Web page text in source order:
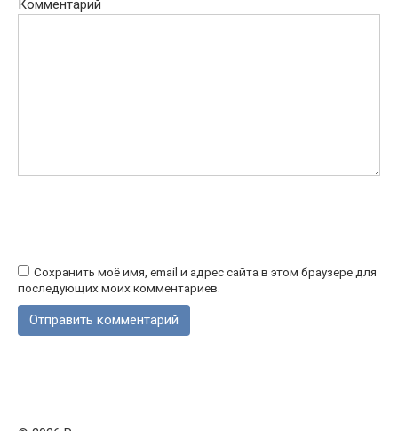
Комментарий
Сохранить моё имя, email и адрес сайта в этом браузере для
последующих моих комментариев.